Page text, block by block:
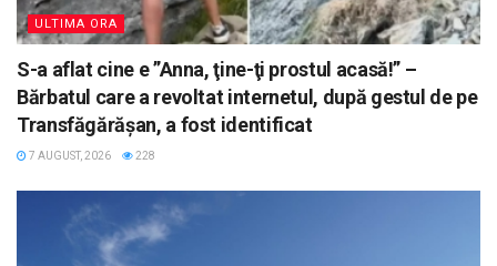
ULTIMA ORA
S-a aflat cine e ”Anna, ţine-ţi prostul acasă!” –
Bărbatul care a revoltat internetul, după gestul de pe
Transfăgărășan, a fost identificat
7 AUGUST, 2026 228